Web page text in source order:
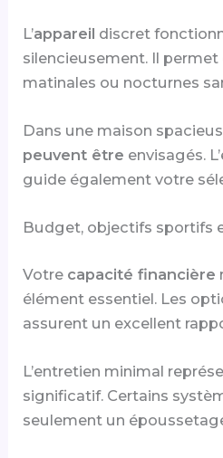
L’appareil discret
silencieusement. Il permet
matinales ou nocturnes
Dans une maison
peuvent être envisagés.
guide également votre
Budget, objectifs sportifs
Votre capacité financière
élément essentiel. Les
assurent un excellent
L’entretien minimal
significatif. Certains
seulement un